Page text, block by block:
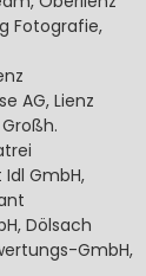
Fotografie,
AG, Lienz
Großh.
GmbH,
Dölsach
GmbH,